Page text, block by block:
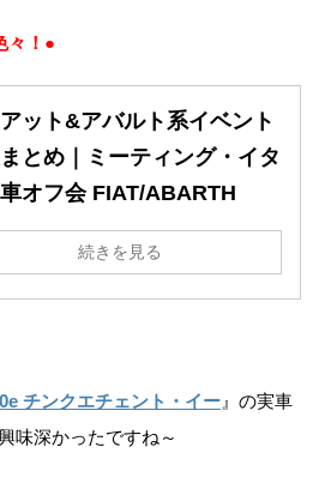
々！●
ット&アバルト系イベント
とめ｜ミーティング・イタ
オフ会 FIAT/ABARTH
続きを見る
チンクエチェント・イー 』の実車
味深かったですね～